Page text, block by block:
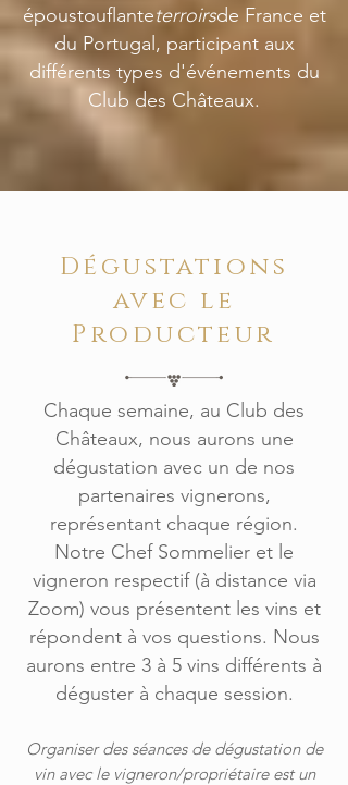
époustouflanteterroirsde France et
du Portugal, participant aux
différents types d'événements du
Club des Châteaux.
Dégustations
avec le
Producteur
Chaque semaine, au Club des
Châteaux, nous aurons une
dégustation avec un de nos
partenaires vignerons,
représentant chaque région.
Notre Chef Sommelier et le
vigneron respectif (à distance via
Zoom) vous présentent les vins et
répondent à vos questions. Nous
aurons entre 3 à 5 vins différents à
déguster à chaque session.
Organiser des séances de dégustation de
vin avec le vigneron/propriétaire est un